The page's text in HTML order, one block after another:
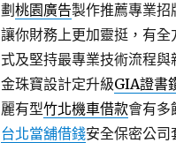
劃 桃園廣告製作推薦專業招
讓你財務上更加靈挺，有
式及堅持最專業技術流程與
金珠寶設計定升級GIA證書
麗有型竹北機車借款會有多
台北當舖借錢安全保密公司